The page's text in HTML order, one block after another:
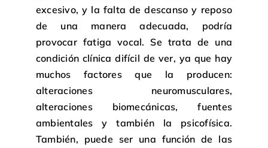
excesivo, y la falta de descanso y reposo
de una manera adecuada, podría
provocar fatiga vocal. Se trata de una
condición clínica difícil de ver, ya que hay
muchos factores que la producen:
alteraciones neuromusculares,
alteraciones biomecánicas, fuentes
ambientales y también la psicofísica.
También, puede ser una función de las